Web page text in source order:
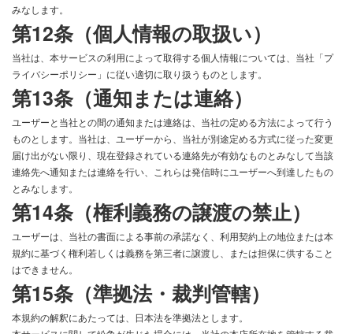
みなします。
第12条（個人情報の取扱い）
当社は、本サービスの利用によって取得する個人情報については、当社「プ
ライバシーポリシー」に従い適切に取り扱うものとします。
第13条（通知または連絡）
ユーザーと当社との間の通知または連絡は、当社の定める方法によって行う
ものとします。当社は、ユーザーから、当社が別途定める方式に従った変更
届け出がない限り、現在登録されている連絡先が有効なものとみなして当該
連絡先へ通知または連絡を行い、これらは発信時にユーザーへ到達したもの
とみなします。
第14条（権利義務の譲渡の禁止）
ユーザーは、当社の書面による事前の承諾なく、利用契約上の地位または本
規約に基づく権利若しくは義務を第三者に譲渡し、または担保に供すること
はできません。
第15条（準拠法・裁判管轄）
本規約の解釈にあたっては、日本法を準拠法とします。